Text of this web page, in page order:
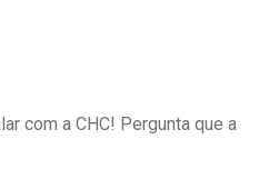
com a CHC! Pergunta que a